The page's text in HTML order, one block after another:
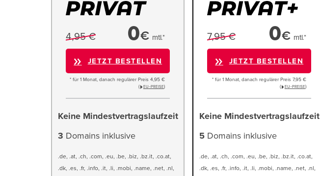
4,95 € 0€ mtl.*
JETZT BESTELLEN
* für 1 Monat, danach regulärer Preis 4,95 €
(
EU−PREISE)
Keine Mindestvertragslaufzeit
3 Domains inklusive
.de, .at, .ch, .com, .eu, .be, .biz, .bz.it, .co.at,
.dk, .es, .fr, .info, .it, .li, .mobi, .name, .net, .nl,
7,95 € 0€ mtl.*
JETZT BESTELLEN
* für 1 Monat, danach regulärer Preis 7,95 €
(
EU−PREISE)
Keine Mindestvertragslaufzeit
5Domains inklusive
.de, .at, .ch, .com, .eu, .be, .biz, .bz.it, .co.at,
.dk, .es, .fr, .info, .it, .li, .mobi, .name, .net, .nl,